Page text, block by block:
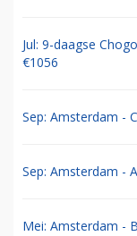
Jul: 9-daagse
€1056
Sep: Amsterdam -
Sep: Amsterdam -
Mei: Amsterdam -